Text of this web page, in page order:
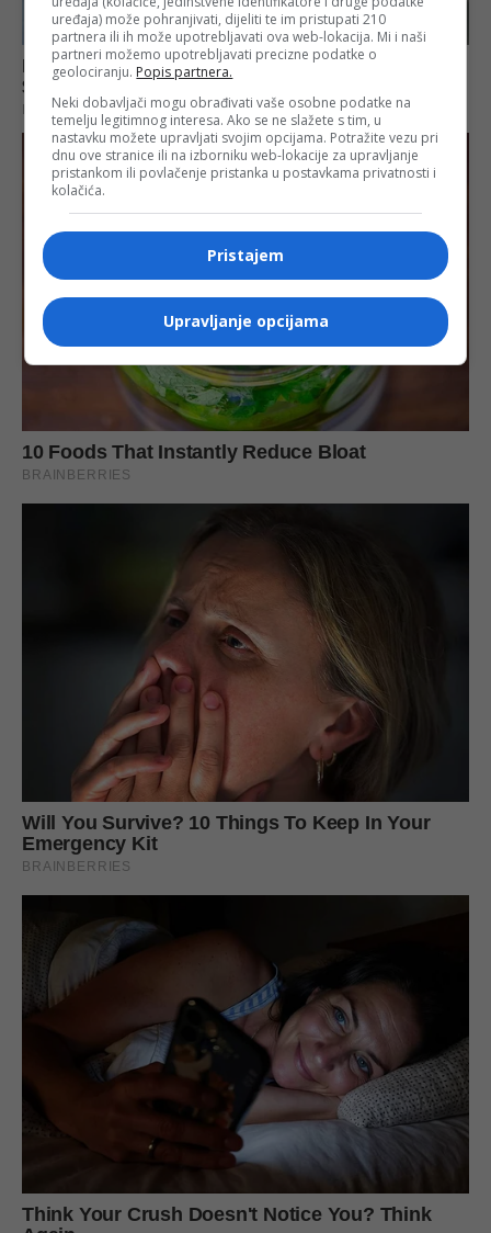
uređaja) može pohranjivati, dijeliti te im pristupati 210
partnera ili ih može upotrebljavati ova web-lokacija. Mi i naši
partneri možemo upotrebljavati precizne podatke o
geolociranju. Popis partnera.
Neki dobavljači mogu obrađivati vaše osobne podatke na
temelju legitimnog interesa. Ako se ne slažete s tim, u
nastavku možete upravljati svojim opcijama. Potražite vezu pri
dnu ove stranice ili na izborniku web-lokacije za upravljanje
pristankom ili povlačenje pristanka u postavkama privatnosti i
kolačića.
Pristajem
Upravljanje opcijama